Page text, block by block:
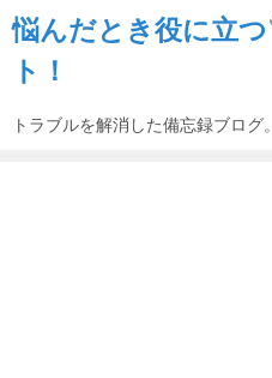
悩んだとき役に立つ
ト！
トラブルを解消した備忘録ブログ。